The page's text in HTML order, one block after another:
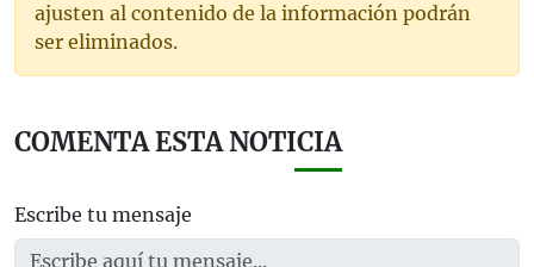
ajusten al contenido de la información podrán
ser eliminados.
COMENTA ESTA NOTICIA
Escribe tu mensaje